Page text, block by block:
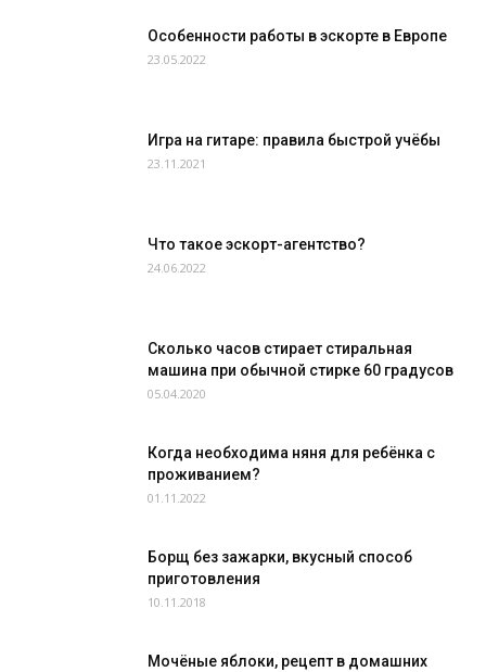
Особенности работы в эскорте в Европе
23.05.2022
Игра на гитаре: правила быстрой учёбы
23.11.2021
Что такое эскорт-агентство?
24.06.2022
Сколько часов стирает стиральная
машина при обычной стирке 60 градусов
05.04.2020
Когда необходима няня для ребёнка с
проживанием?
01.11.2022
Борщ без зажарки, вкусный способ
приготовления
10.11.2018
Мочёные яблоки, рецепт в домашних